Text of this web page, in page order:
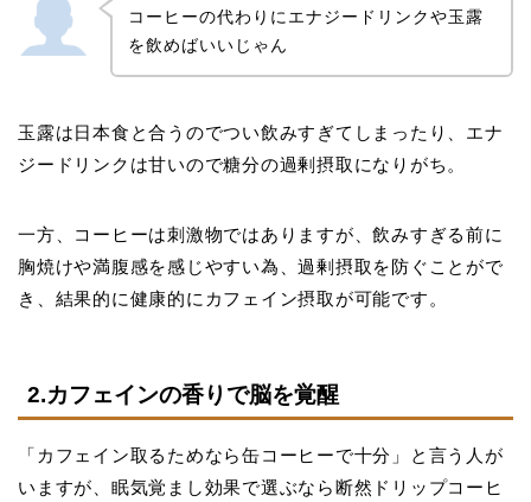
コーヒーの代わりにエナジードリンクや玉露
を飲めばいいじゃん
玉露は日本食と合うのでつい飲みすぎてしまったり、エナ
ジードリンクは甘いので糖分の過剰摂取になりがち。
一方、コーヒーは刺激物ではありますが、飲みすぎる前に
胸焼けや満腹感を感じやすい為、過剰摂取を防ぐことがで
き、結果的に健康的にカフェイン摂取が可能です。
2.カフェインの香りで脳を覚醒
「カフェイン取るためなら缶コーヒーで十分」と言う人が
いますが、眠気覚まし効果で選ぶなら断然ドリップコーヒ